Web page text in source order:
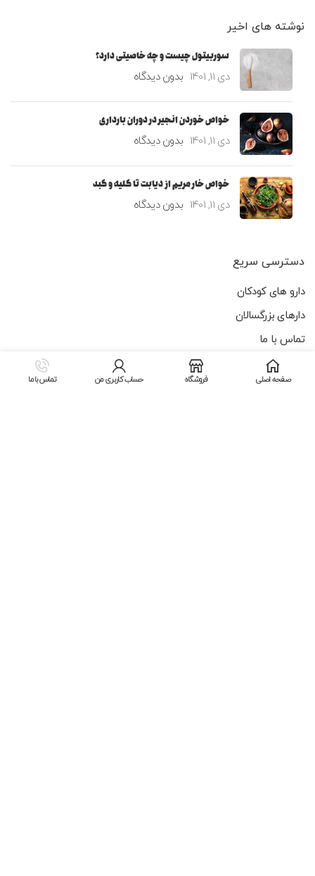
نوشته های اخیر
سوربیتول چیست و چه خاصیتی دارد؟
دی 11, 1401 بدون دیدگاه
خواص خوردن انجیر در دوران بارداری
دی 11, 1401 بدون دیدگاه
خواص خار مریم از دیابت تا کلیه و کبد
دی 11, 1401 بدون دیدگاه
دسترسی سریع
دارو های کودکان
دارهای بزرگسالان
تماس با ما
آخرین اخبار
خرید داروی سرماخوردگی
صفحه اصلی فروشگاه حساب کاربری من تماس با ما